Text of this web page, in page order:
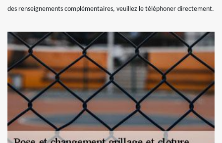
des renseignements complémentaires, veuillez le téléphoner directement.